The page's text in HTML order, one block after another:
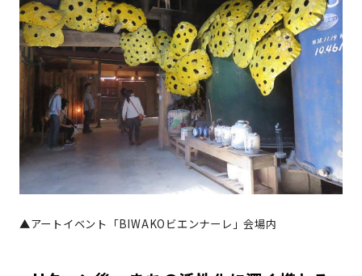
▲アートイベント「BIWAKOビエンナーレ」会場内